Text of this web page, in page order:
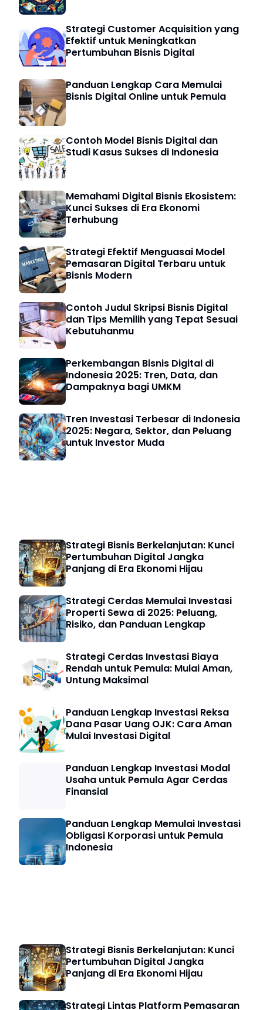
Strategi Customer Acquisition yang
Efektif untuk Meningkatkan
Pertumbuhan Bisnis Digital
Panduan Lengkap Cara Memulai
Bisnis Digital Online untuk Pemula
Contoh Model Bisnis Digital dan
Studi Kasus Sukses di Indonesia
Memahami Digital Bisnis Ekosistem:
Kunci Sukses di Era Ekonomi
Terhubung
Strategi Efektif Menguasai Model
Pemasaran Digital Terbaru untuk
Bisnis Modern
Contoh Judul Skripsi Bisnis Digital
dan Tips Memilih yang Tepat Sesuai
Kebutuhanmu
Perkembangan Bisnis Digital di
Indonesia 2025: Tren, Data, dan
Dampaknya bagi UMKM
Tren Investasi Terbesar di Indonesia
2025: Negara, Sektor, dan Peluang
untuk Investor Muda
Strategi Bisnis Berkelanjutan: Kunci
Pertumbuhan Digital Jangka
Panjang di Era Ekonomi Hijau
Strategi Cerdas Memulai Investasi
Properti Sewa di 2025: Peluang,
Risiko, dan Panduan Lengkap
Strategi Cerdas Investasi Biaya
Rendah untuk Pemula: Mulai Aman,
Untung Maksimal
Panduan Lengkap Investasi Reksa
Dana Pasar Uang OJK: Cara Aman
Mulai Investasi Digital
Panduan Lengkap Investasi Modal
Usaha untuk Pemula Agar Cerdas
Finansial
Panduan Lengkap Memulai Investasi
Obligasi Korporasi untuk Pemula
Indonesia
Strategi Bisnis Berkelanjutan: Kunci
Pertumbuhan Digital Jangka
Panjang di Era Ekonomi Hijau
Strategi Lintas Platform Pemasaran